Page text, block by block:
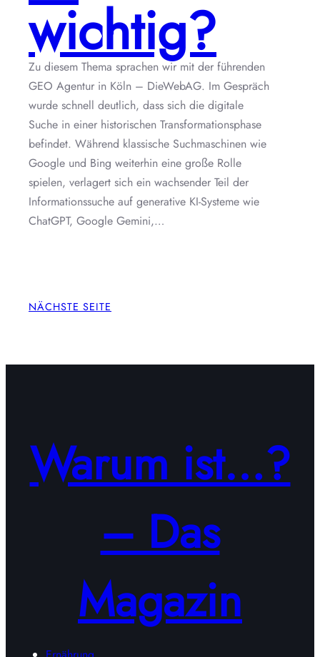
wichtig?
Zu diesem Thema sprachen wir mit der führenden
GEO Agentur in Köln – DieWebAG. Im Gespräch
wurde schnell deutlich, dass sich die digitale
Suche in einer historischen Transformationsphase
befindet. Während klassische Suchmaschinen wie
Google und Bing weiterhin eine große Rolle
spielen, verlagert sich ein wachsender Teil der
Informationssuche auf generative KI-Systeme wie
ChatGPT, Google Gemini,…
NÄCHSTE SEITE
Warum ist…?
– Das
Magazin